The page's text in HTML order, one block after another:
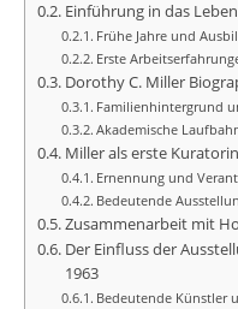
Einführung in das
Frühe Jahre und
Erste
Dorothy C. Miller
Familienhintergrund
Akademische
Miller als erste
Ernennung und
Bedeutende
Zusammenarbeit mit
Der Einfluss der
1963
Bedeutende Künstler